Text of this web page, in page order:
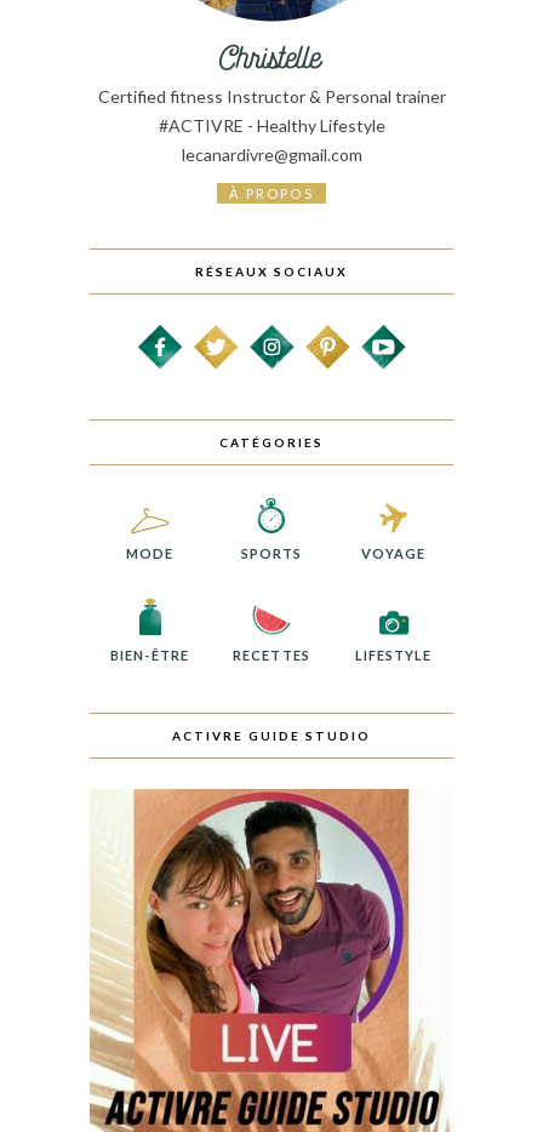
Certified fitness Instructor & Personal trainer
#ACTIVRE - Healthy Lifestyle
lecanardivre@gmail.com
À PROPOS
RÉSEAUX SOCIAUX
CATÉGORIES
MODE SPORTS VOYAGE
BIEN-ÊTRE RECETTES LIFESTYLE
ACTIVRE GUIDE STUDIO